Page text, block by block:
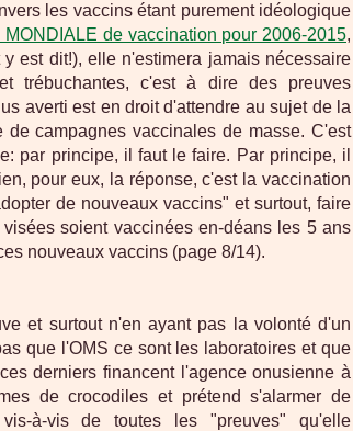
les vaccins étant purement idéologique
MONDIALE de vaccination pour 2006-2015,
est dit!), elle n'estimera jamais nécessaire
trébuchantes, c'est à dire des preuves
averti est en droit d'attendre au sujet de la
de campagnes vaccinales de masse. C'est
par principe, il faut le faire. Par principe, il
pour eux, la réponse, c'est la vaccination
de nouveaux vaccins" et surtout, faire
soient vaccinées en-déans les 5 ans
nouveaux vaccins (page 8/14).
et surtout n'en ayant pas la volonté d'un
que l'OMS ce sont les laboratoires et que
derniers financent l'agence onusienne à
de crocodiles et prétend s'alarmer de
à-vis de toutes les "preuves" qu'elle